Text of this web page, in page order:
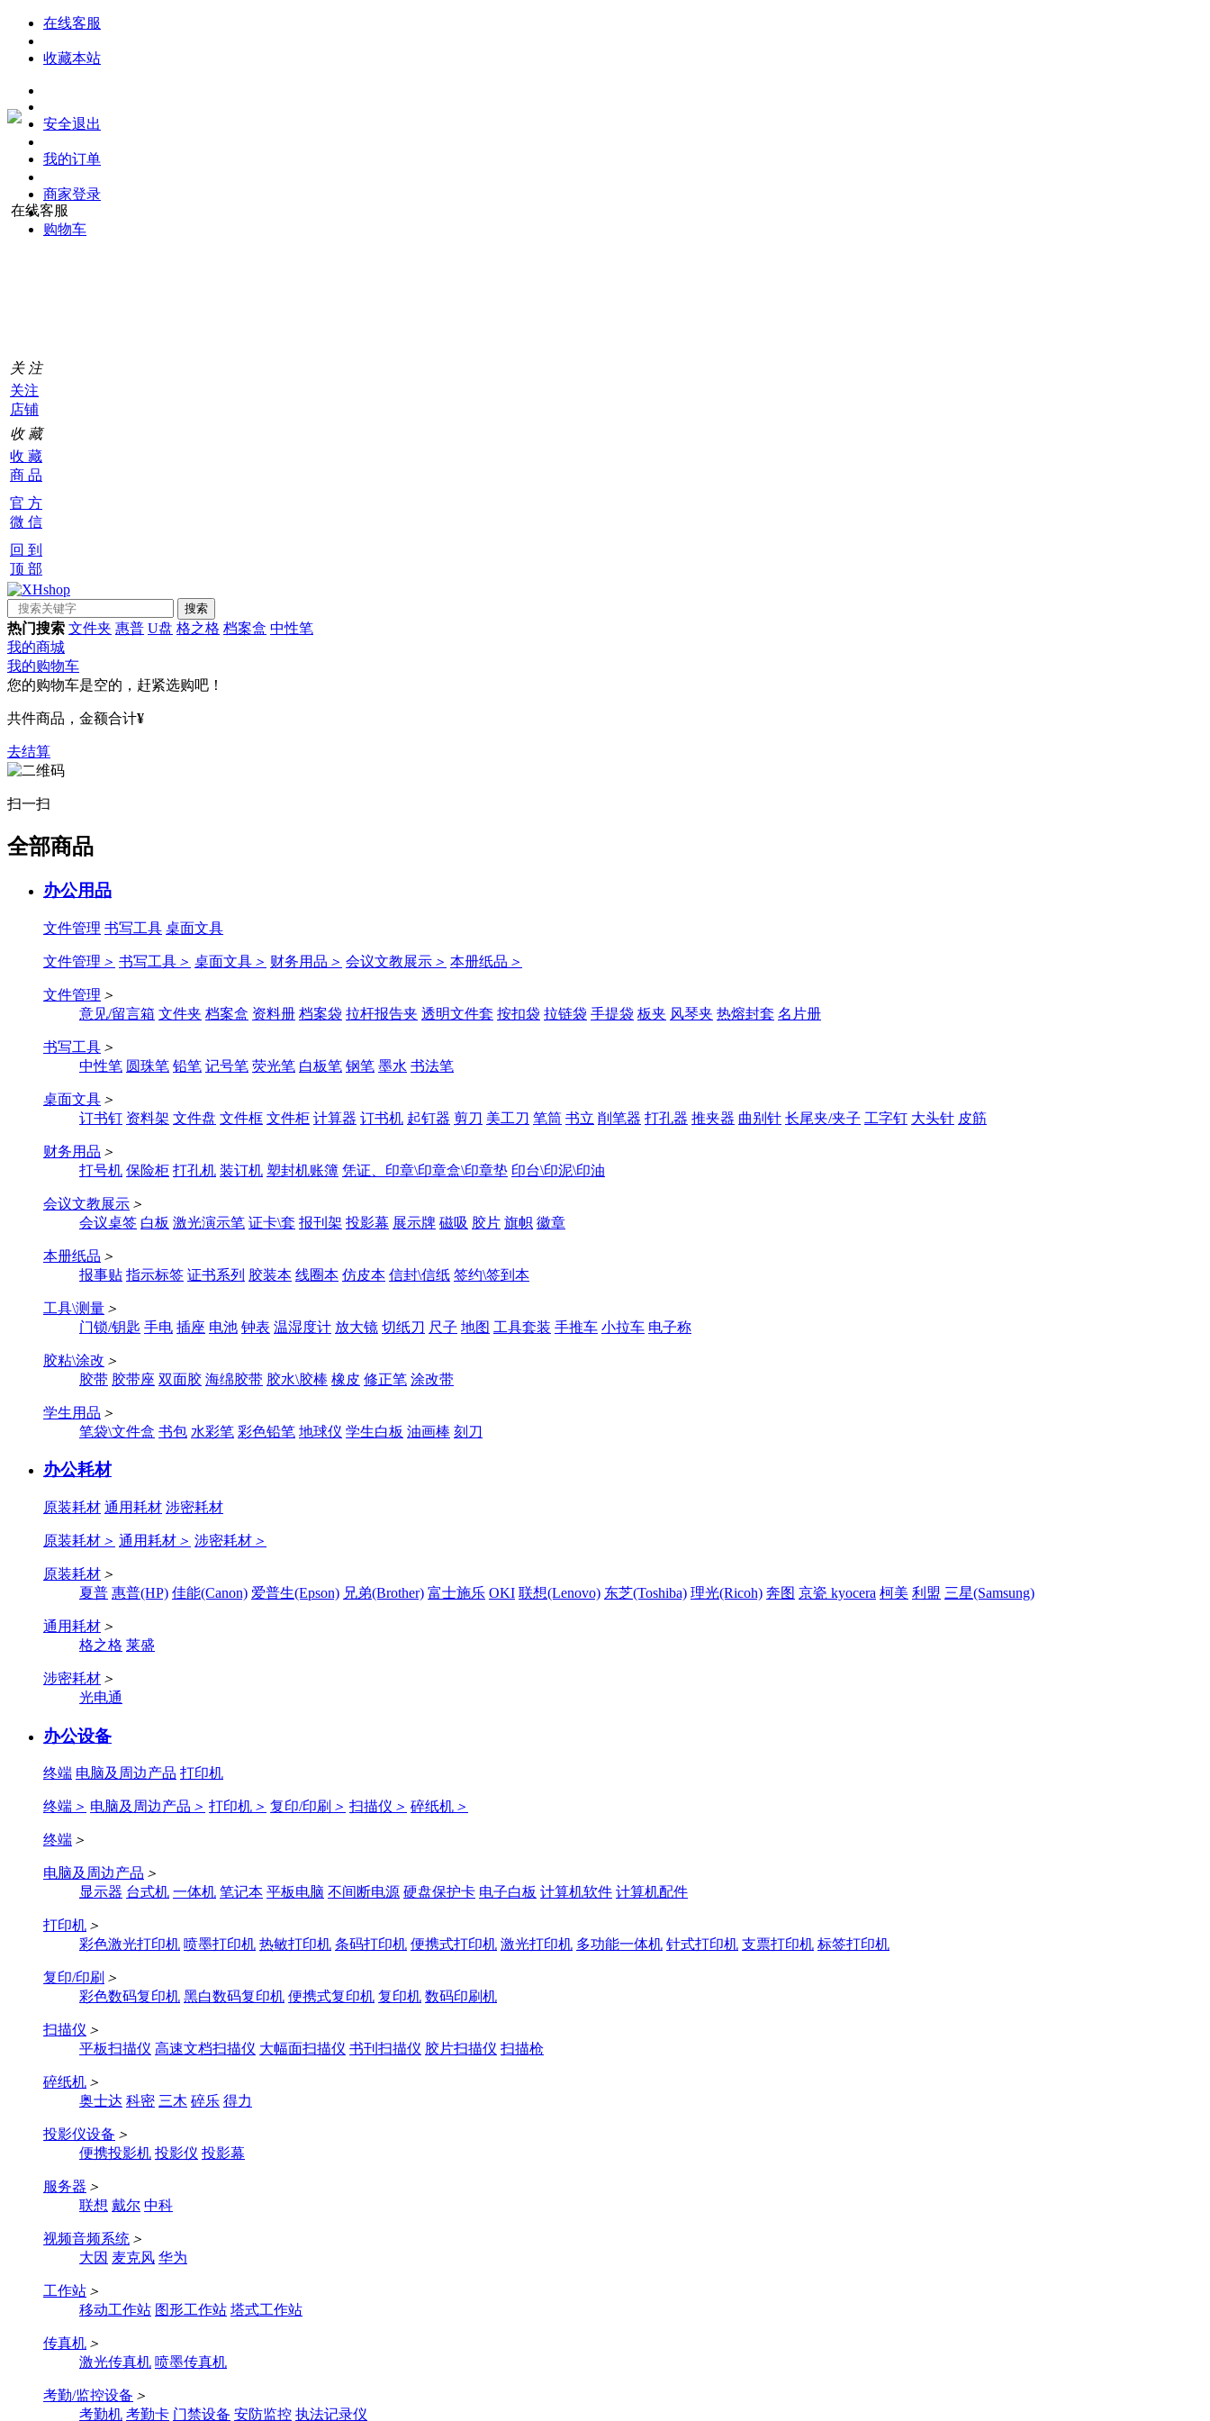
在线客服
收藏本站
安全退出
我的订单
商家登录
购物车
在线客服
关 注
关注
店铺
收 藏
收 藏
商 品
官 方
微 信
回 到
顶 部
热门搜索 文件夹 惠普 U盘 格之格 档案盒 中性笔
我的商城
我的购物车
您的购物车是空的，赶紧选购吧！
共件商品，金额合计¥
去结算
扫一扫
全部商品
办公用品
文件管理 书写工具 桌面文具
文件管理 ＞ 书写工具 ＞ 桌面文具 ＞ 财务用品 ＞ 会议文教展示 ＞ 本册纸品 ＞
文件管理 ＞
意见/留言箱 文件夹 档案盒 资料册 档案袋 拉杆报告夹 透明文件套 按扣袋 拉链袋 手提袋 板夹 风琴夹 热熔封套 名片册
书写工具 ＞
中性笔 圆珠笔 铅笔 记号笔 荧光笔 白板笔 钢笔 墨水 书法笔
桌面文具 ＞
订书钉 资料架 文件盘 文件框 文件柜 计算器 订书机 起钉器 剪刀 美工刀 笔筒 书立 削笔器 打孔器 推夹器 曲别针 长尾夹/夹子 工字钉 大头针 皮筋
财务用品 ＞
打号机 保险柜 打孔机 装订机 塑封机账簿 凭证、印章\印章盒\印章垫 印台\印泥\印油
会议文教展示 ＞
会议桌签 白板 激光演示笔 证卡\套 报刊架 投影幕 展示牌 磁吸 胶片 旗帜 徽章
本册纸品 ＞
报事贴 指示标签 证书系列 胶装本 线圈本 仿皮本 信封\信纸 签约\签到本
工具\测量 ＞
门锁/钥匙 手电 插座 电池 钟表 温湿度计 放大镜 切纸刀 尺子 地图 工具套装 手推车 小拉车 电子称
胶粘\涂改 ＞
胶带 胶带座 双面胶 海绵胶带 胶水\胶棒 橡皮 修正笔 涂改带
学生用品 ＞
笔袋\文件盒 书包 水彩笔 彩色铅笔 地球仪 学生白板 油画棒 刻刀
办公耗材
原装耗材 通用耗材 涉密耗材
原装耗材 ＞ 通用耗材 ＞ 涉密耗材 ＞
原装耗材 ＞
夏普 惠普(HP) 佳能(Canon) 爱普生(Epson) 兄弟(Brother) 富士施乐 OKI 联想(Lenovo) 东芝(Toshiba) 理光(Ricoh) 奔图 京瓷 kyocera 柯美 利盟 三星(Samsung)
通用耗材 ＞
格之格 莱盛
涉密耗材 ＞
光电通
办公设备
终端 电脑及周边产品 打印机
终端 ＞ 电脑及周边产品 ＞ 打印机 ＞ 复印/印刷 ＞ 扫描仪 ＞ 碎纸机 ＞
终端 ＞
电脑及周边产品 ＞
显示器 台式机 一体机 笔记本 平板电脑 不间断电源 硬盘保护卡 电子白板 计算机软件 计算机配件
打印机 ＞
彩色激光打印机 喷墨打印机 热敏打印机 条码打印机 便携式打印机 激光打印机 多功能一体机 针式打印机 支票打印机 标签打印机
复印/印刷 ＞
彩色数码复印机 黑白数码复印机 便携式复印机 复印机 数码印刷机
扫描仪 ＞
平板扫描仪 高速文档扫描仪 大幅面扫描仪 书刊扫描仪 胶片扫描仪 扫描枪
碎纸机 ＞
奥士达 科密 三木 碎乐 得力
投影仪设备 ＞
便携投影机 投影仪 投影幕
服务器 ＞
联想 戴尔 中科
视频音频系统 ＞
大因 麦克风 华为
工作站 ＞
移动工作站 图形工作站 塔式工作站
传真机 ＞
激光传真机 喷墨传真机
考勤/监控设备 ＞
考勤机 考勤卡 门禁设备 安防监控 执法记录仪